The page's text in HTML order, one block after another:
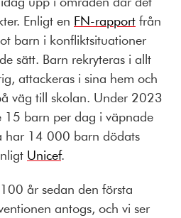
Enligt en FN-rapport från
barn i konfliktsituationer
sätt. Barn rekryteras i allt
attackeras i sina hem och
väg till skolan. Under 2023
15 barn per dag i väpnade
har 14 000 barn dödats
Unicef.
år sedan den första
antogs, och vi ser